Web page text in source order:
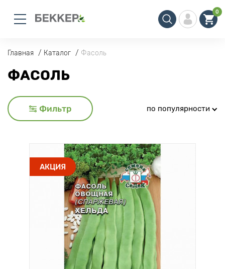
0
Главная Каталог Фасоль
ФАСОЛЬ
Фильтр по популярности
АКЦИЯ